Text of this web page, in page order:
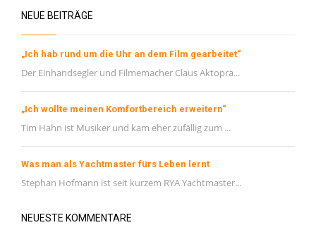
NEUE BEITRÄGE
„Ich hab rund um die Uhr an dem Film gearbeitet“
Der Einhandsegler und Filmemacher Claus Aktopra...
„Ich wollte meinen Komfortbereich erweitern“
Tim Hahn ist Musiker und kam eher zufällig zum ...
Was man als Yachtmaster fürs Leben lernt
Stephan Hofmann ist seit kurzem RYA Yachtmaster...
NEUESTE KOMMENTARE